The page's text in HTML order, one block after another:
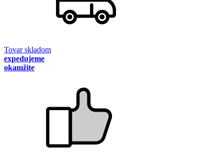
Tovar skladom
expedujeme
okamžite